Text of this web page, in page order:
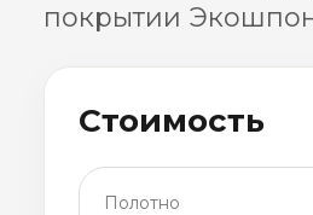
покрытии
Стоимость
Полотно